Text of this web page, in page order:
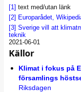
[1] text med/utan länk
[2] Europarådet,
[3] Sverige vill att
teknik
2021-06-01
Källor
Klimat i fokus på
församlings
Riksdagen